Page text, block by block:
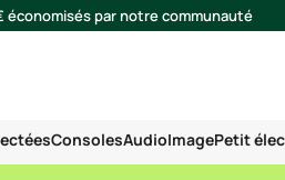
économisés par notre communauté
ConsolesAudioImagePetit